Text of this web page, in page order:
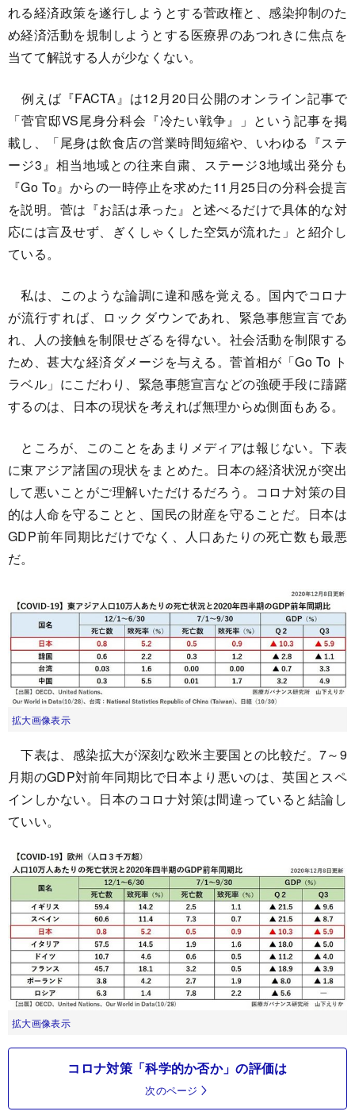
れる経済政策を遂行しようとする菅政権と、感染抑制のた
め経済活動を規制しようとする医療界のあつれきに焦点を
当てて解説する人が少なくない。
例えば『FACTA』は12月20日公開のオンライン記事で
「菅官邸VS尾身分科会『冷たい戦争』」という記事を掲
載し、「尾身は飲食店の営業時間短縮や、いわゆる『ステ
ージ3』相当地域との往来自粛、ステージ3地域出発分も
『Go To』からの一時停止を求めた11月25日の分科会提言
を説明。菅は『お話は承った』と述べるだけで具体的な対
応には言及せず、ぎくしゃくした空気が流れた」と紹介し
ている。
私は、このような論調に違和感を覚える。国内でコロナ
が流行すれば、ロックダウンであれ、緊急事態宣言であ
れ、人の接触を制限せざるを得ない。社会活動を制限する
ため、甚大な経済ダメージを与える。菅首相が「Go To ト
ラベル」にこだわり、緊急事態宣言などの強硬手段に躊躇
するのは、日本の現状を考えれば無理からぬ側面もある。
ところが、このことをあまりメディアは報じない。下表
に東アジア諸国の現状をまとめた。日本の経済状況が突出
して悪いことがご理解いただけるだろう。コロナ対策の目
的は人命を守ることと、国民の財産を守ることだ。日本は
GDP前年同期比だけでなく、人口あたりの死亡数も最悪
だ。
拡大画像表示
下表は、感染拡大が深刻な欧米主要国との比較だ。7～9
月期のGDP対前年同期比で日本より悪いのは、英国とスペ
インしかない。日本のコロナ対策は間違っていると結論し
ていい。
拡大画像表示
コロナ対策「科学的か否か」の評価は
次のページ